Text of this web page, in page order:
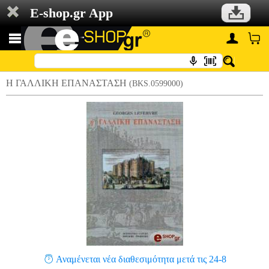
E-shop.gr App
Η ΓΑΛΛΙΚΗ ΕΠΑΝΑΣΤΑΣΗ (BKS.0599000)
Αναμένεται νέα διαθεσιμότητα μετά τις 24-8